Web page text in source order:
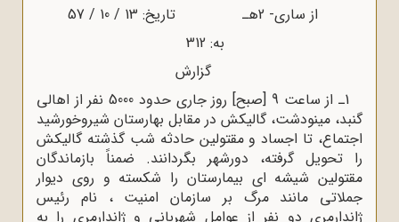
از ساری- 2هـ تاریخ: 13 / 10 / 57
به: 312
گزارش
1ـ از ساعت 9 [صبح] روز جاری حدود 5000 نفر از اهالی
گنبد، مینودشت، گالیکش در مقابل بهارستان شیروخورشید
اجتماع، تا اجساد و مقتولین حادثه شب گذشته گالیکش
را تحویل گرفته، دورشهر بگردانند. ضمناً بازماندگان
مقتولین شیشه ‌ای بیمارستان را شکسته و روی دیوار
جملاتی مانند مرگ بر سازمان امنیت ، نام رئیس
ژاندارمری دو نفر از عوامل شهربانی و ژاندارمری را به